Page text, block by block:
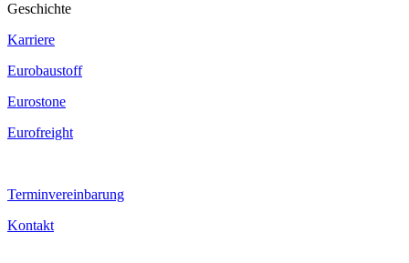
Geschichte
Karriere
Eurobaustoff
Eurostone
Eurofreight
Terminvereinbarung
Kontakt